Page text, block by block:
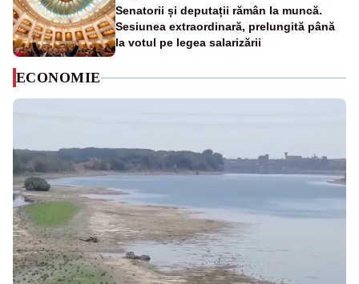
Senatorii și deputații rămân la muncă.
Sesiunea extraordinară, prelungită până
la votul pe legea salarizării
ECONOMIE